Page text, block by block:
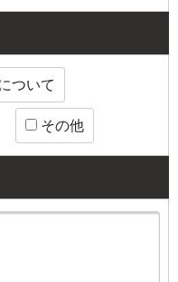
ついて
その他